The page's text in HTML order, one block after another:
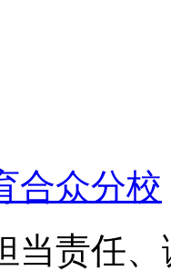
合众分校
当责任